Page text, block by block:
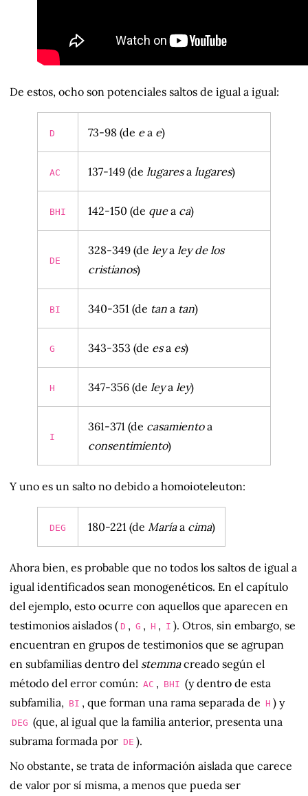
De estos, ocho son potenciales saltos de igual a igual:
D 73-98 (de ea e)
AC 137-149 (de lugaresa lugares)
BHI 142-150 (de quea ca)
DE
328-349 (de leya ley de los
cristianos)
BI 340-351 (de tan a tan)
G 343-353 (de esa es)
H 347-356 (de leya ley)
I
361-371 (de casamientoa
consentimiento)
Y uno es un salto no debido a homoioteleuton:
DEG 180-221 (de Maríaa cima)
Ahora bien, es probable que no todos los saltos de igual a
igual identificados sean monogenéticos. En el capítulo
del ejemplo, esto ocurre con aquellos que aparecen en
testimonios aislados ( D , G , H , I ). Otros, sin embargo, se
encuentran en grupos de testimonios que se agrupan
en subfamilias dentro del stemmacreado según el
método del error común: AC , BHI (y dentro de esta
subfamilia, BI , que forman una rama separada de H ) y
DEG (que, al igual que la familia anterior, presenta una
subrama formada por DE ).
No obstante, se trata de información aislada que carece
de valor por sí misma, a menos que pueda ser